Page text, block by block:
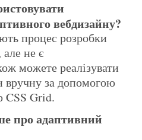
вебдизайну?
процес розробки
але не є
можете реалізувати
вручну за допомогою
CSS Grid.